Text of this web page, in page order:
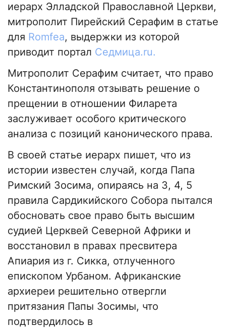
иерарх Элладской Православной Церкви,
митрополит Пирейский Серафим в статье
для Romfea, выдержки из которой
приводит портал Седмица.ru.
Митрополит Серафим считает, что право
Константинополя отзывать решение о
прещении в отношении Филарета
заслуживает особого критического
анализа с позиций канонического права.
В своей статье иерарх пишет, что из
истории известен случай, когда Папа
Римский Зосима, опираясь на 3, 4, 5
правила Сардикийского Собора пытался
обосновать свое право быть высшим
судией Церквей Северной Африки и
восстановил в правах пресвитера
Апиария из г. Сикка, отлученного
епископом Урбаном. Африканские
архиереи решительно отвергли
притязания Папы Зосимы, что
подтвердилось в